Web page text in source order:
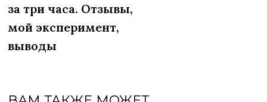
записям
за три часа. Отзывы,
мой эксперимент,
выводы